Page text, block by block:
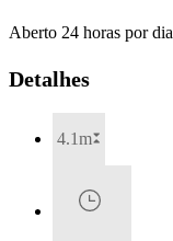
Aberto 24 horas por dia
Detalhes
4.1m